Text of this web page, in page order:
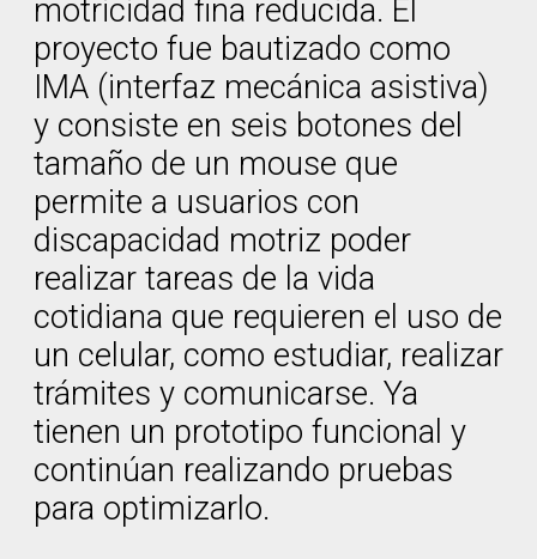
motricidad fina reducida. El
proyecto fue bautizado como
IMA (interfaz mecánica asistiva)
y consiste en seis botones del
tamaño de un mouse que
permite a usuarios con
discapacidad motriz poder
realizar tareas de la vida
cotidiana que requieren el uso de
un celular, como estudiar, realizar
trámites y comunicarse. Ya
tienen un prototipo funcional y
continúan realizando pruebas
para optimizarlo.